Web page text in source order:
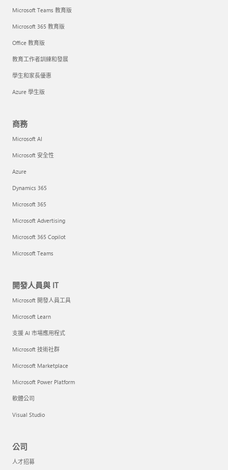
Microsoft Teams 教育版
Microsoft 365 教育版
Office 教育版
教育工作者訓練和發展
學生和家長優惠
Azure 學生版
商務
Microsoft AI
Microsoft 安全性
Azure
Dynamics 365
Microsoft 365
Microsoft Advertising
Microsoft 365 Copilot
Microsoft Teams
開發人員與 IT
Microsoft 開發人員工具
Microsoft Learn
支援 AI 市場應用程式
Microsoft 技術社群
Microsoft Marketplace
Microsoft Power Platform
軟體公司
Visual Studio
公司
人才招募